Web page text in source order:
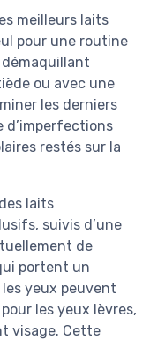
meilleurs laits
pour une routine
démaquillant
ou avec une
les derniers
d’imperfections
restés sur la
laits
suivis d’une
de
portent un
yeux peuvent
les yeux lèvres,
visage. Cette